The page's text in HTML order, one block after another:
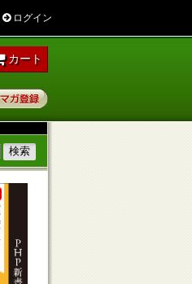
ログイン
カート